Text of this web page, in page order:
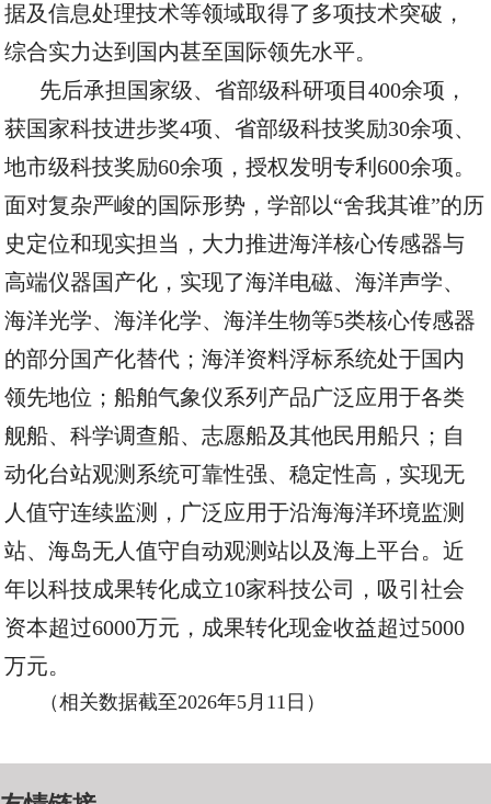
据及信息处理技术等领域取得了多项技术突破，
综合实力达到国内甚至国际领先水平。
先后承担国家级、省部级科研项目400余项，
获国家科技进步奖4项、省部级科技奖励30余项、
地市级科技奖励60余项，授权发明专利600余项。
面对复杂严峻的国际形势，学部以“舍我其谁”的历
史定位和现实担当，大力推进海洋核心传感器与
高端仪器国产化，实现了海洋电磁、海洋声学、
海洋光学、海洋化学、海洋生物等5类核心传感器
的部分国产化替代；海洋资料浮标系统处于国内
领先地位；船舶气象仪系列产品广泛应用于各类
舰船、科学调查船、志愿船及其他民用船只；自
动化台站观测系统可靠性强、稳定性高，实现无
人值守连续监测，广泛应用于沿海海洋环境监测
站、海岛无人值守自动观测站以及海上平台。近
年以科技成果转化成立10家科技公司，吸引社会
资本超过6000万元 ，成果转化现金收益超过5000
万元。
（相关数据截至2026年5月11日）